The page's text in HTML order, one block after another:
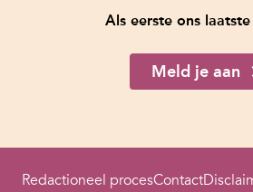
Als eerste ons
Meld je aan
Redactioneel procesContact